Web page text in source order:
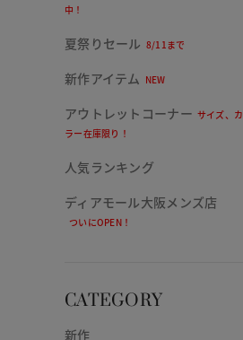
中！
夏祭りセール 8/11まで
新作アイテム NEW
アウトレットコーナー サイズ、カ
ラー在庫限り！
人気ランキング
ディアモール大阪メンズ店
ついにOPEN！
CATEGORY
新作